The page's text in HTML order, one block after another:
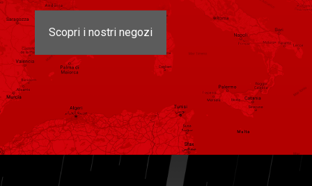
Scopri i nostri negozi